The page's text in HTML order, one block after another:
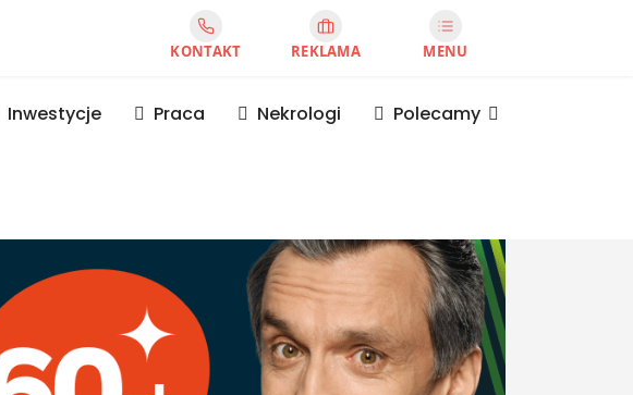
KONTAKT REKLAMA MENU
Inwestycje Praca Nekrologi Polecamy